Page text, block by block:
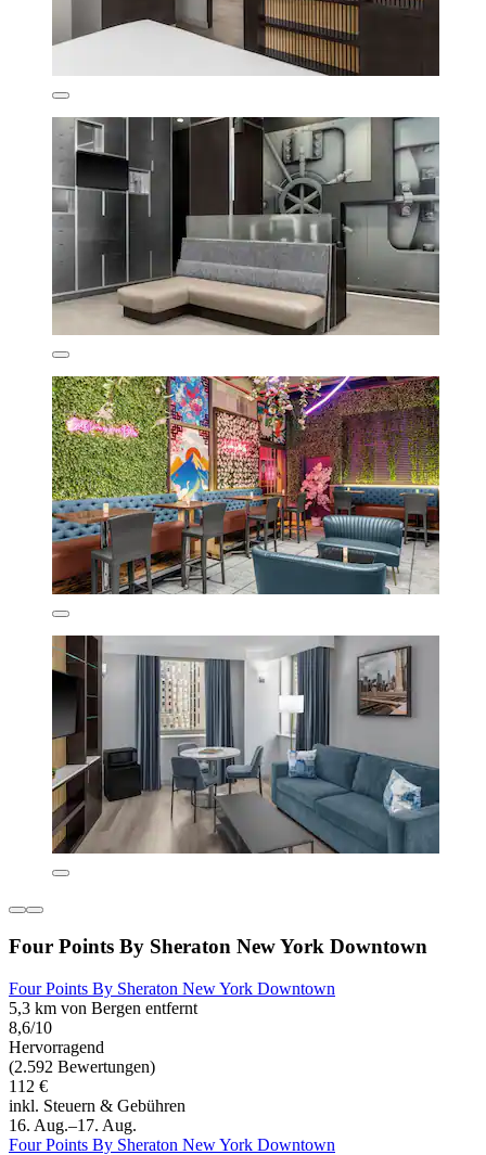
Four Points By Sheraton New York Downtown
Four Points By Sheraton New York Downtown
5,3 km von Bergen entfernt
8,6/10
Hervorragend
(2.592 Bewertungen)
112 €
inkl. Steuern & Gebühren
16. Aug.–17. Aug.
Four Points By Sheraton New York Downtown